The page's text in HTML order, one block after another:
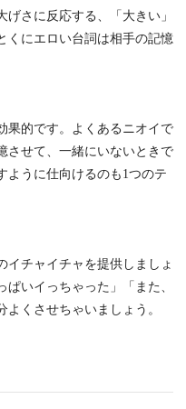
さに反応する、「大きい」
にエロい台詞は相手の記憶
果的です。よくあるニオイで
させて、一緒にいないときで
ように仕向けるのも1つのテ
イチャイチャを提供しましょ
いイっちゃった」「また、
くさせちゃいましょう。